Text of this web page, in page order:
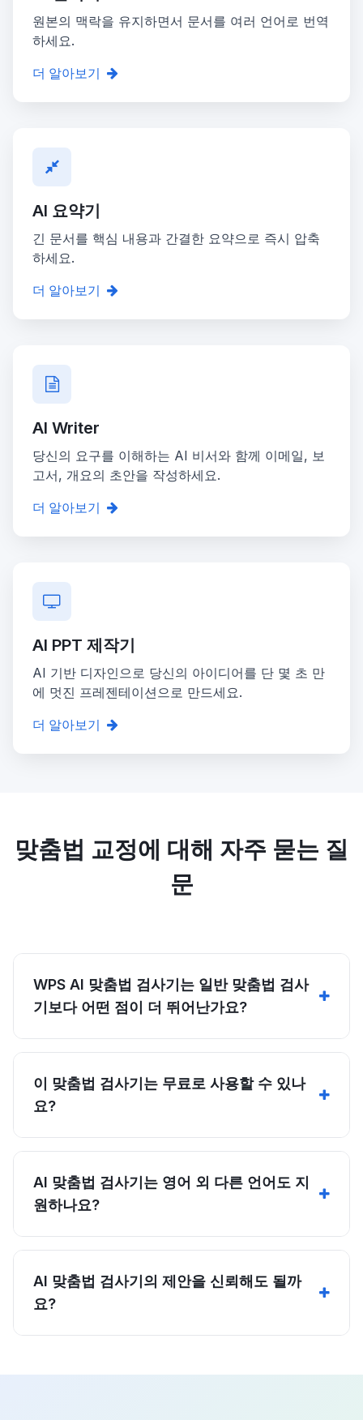
원본의 맥락을 유지하면서 문서를 여러 언어로 번역
하세요.
더 알아보기
AI 요약기
긴 문서를 핵심 내용과 간결한 요약으로 즉시 압축
하세요.
더 알아보기
AI Writer
당신의 요구를 이해하는 AI 비서와 함께 이메일, 보
고서, 개요의 초안을 작성하세요.
더 알아보기
AI PPT 제작기
AI 기반 디자인으로 당신의 아이디어를 단 몇 초 만
에 멋진 프레젠테이션으로 만드세요.
더 알아보기
맞춤법 교정에 대해 자주 묻는 질
문
WPS AI 맞춤법 검사기는 일반 맞춤법 검사
기보다 어떤 점이 더 뛰어난가요?
이 맞춤법 검사기는 무료로 사용할 수 있나
요?
AI 맞춤법 검사기는 영어 외 다른 언어도 지
원하나요?
AI 맞춤법 검사기의 제안을 신뢰해도 될까
요?